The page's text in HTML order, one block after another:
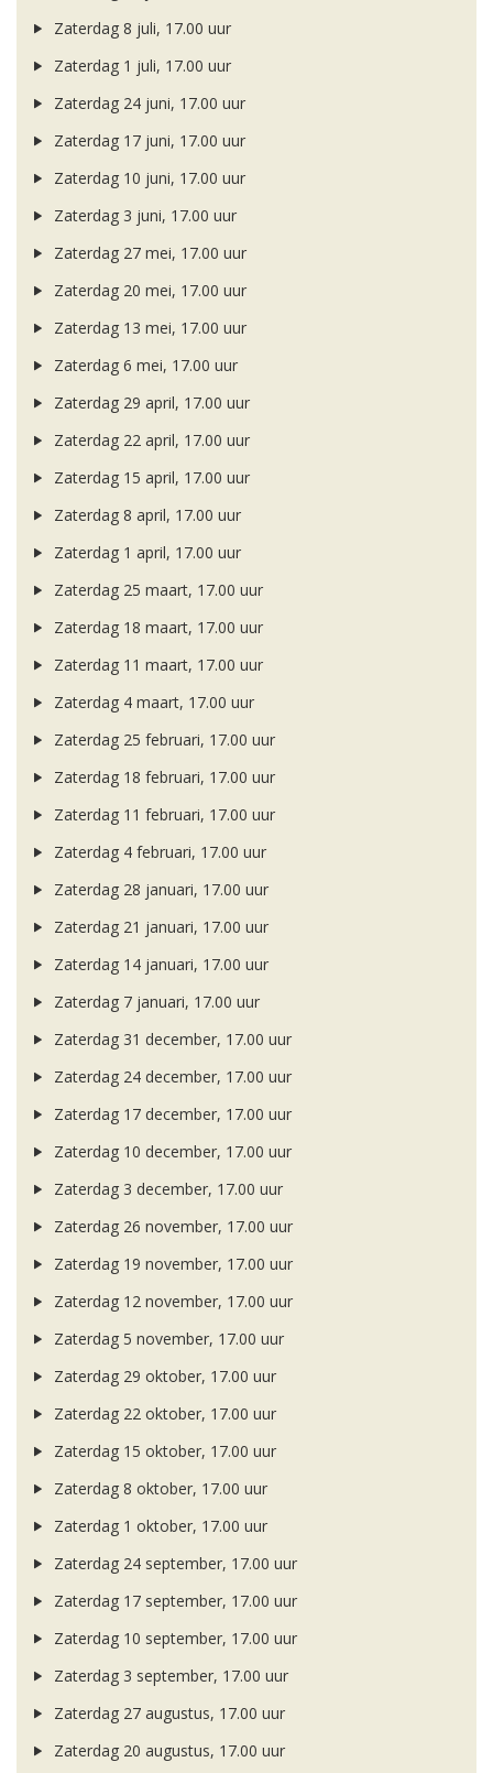
Zaterdag 8 juli, 17.00 uur
Zaterdag 1 juli, 17.00 uur
Zaterdag 24 juni, 17.00 uur
Zaterdag 17 juni, 17.00 uur
Zaterdag 10 juni, 17.00 uur
Zaterdag 3 juni, 17.00 uur
Zaterdag 27 mei, 17.00 uur
Zaterdag 20 mei, 17.00 uur
Zaterdag 13 mei, 17.00 uur
Zaterdag 6 mei, 17.00 uur
Zaterdag 29 april, 17.00 uur
Zaterdag 22 april, 17.00 uur
Zaterdag 15 april, 17.00 uur
Zaterdag 8 april, 17.00 uur
Zaterdag 1 april, 17.00 uur
Zaterdag 25 maart, 17.00 uur
Zaterdag 18 maart, 17.00 uur
Zaterdag 11 maart, 17.00 uur
Zaterdag 4 maart, 17.00 uur
Zaterdag 25 februari, 17.00 uur
Zaterdag 18 februari, 17.00 uur
Zaterdag 11 februari, 17.00 uur
Zaterdag 4 februari, 17.00 uur
Zaterdag 28 januari, 17.00 uur
Zaterdag 21 januari, 17.00 uur
Zaterdag 14 januari, 17.00 uur
Zaterdag 7 januari, 17.00 uur
Zaterdag 31 december, 17.00 uur
Zaterdag 24 december, 17.00 uur
Zaterdag 17 december, 17.00 uur
Zaterdag 10 december, 17.00 uur
Zaterdag 3 december, 17.00 uur
Zaterdag 26 november, 17.00 uur
Zaterdag 19 november, 17.00 uur
Zaterdag 12 november, 17.00 uur
Zaterdag 5 november, 17.00 uur
Zaterdag 29 oktober, 17.00 uur
Zaterdag 22 oktober, 17.00 uur
Zaterdag 15 oktober, 17.00 uur
Zaterdag 8 oktober, 17.00 uur
Zaterdag 1 oktober, 17.00 uur
Zaterdag 24 september, 17.00 uur
Zaterdag 17 september, 17.00 uur
Zaterdag 10 september, 17.00 uur
Zaterdag 3 september, 17.00 uur
Zaterdag 27 augustus, 17.00 uur
Zaterdag 20 augustus, 17.00 uur